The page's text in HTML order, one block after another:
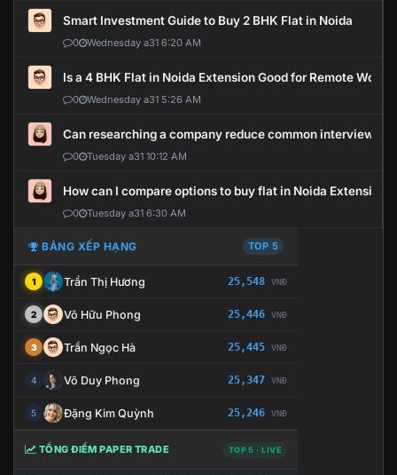
Smart Investment Guide to Buy 2 BHK Flat in Noida
0 Wednesday a31 6:20 AM
Is a 4 BHK Flat in Noida Extension Good for Remote Work?
0 Wednesday a31 5:26 AM
Can researching a company reduce common interview
0 Tuesday a31 10:12 AM
How can I compare options to buy flat in Noida Extension?
0 Tuesday a31 6:30 AM
BẢNG XẾP HẠNG TOP 5
1 Trần Thị Hương 25,548 VNĐ
2 Võ Hữu Phong 25,446 VNĐ
3 Trần Ngọc Hà 25,445 VNĐ
4 Võ Duy Phong 25,347 VNĐ
5 Đặng Kim Quỳnh 25,246 VNĐ
TỔNG ĐIỂM PAPER TRADE TOP 5 · LIVE